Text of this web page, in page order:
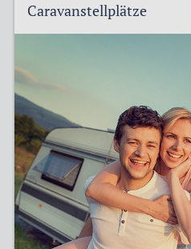
Caravanstellplätze